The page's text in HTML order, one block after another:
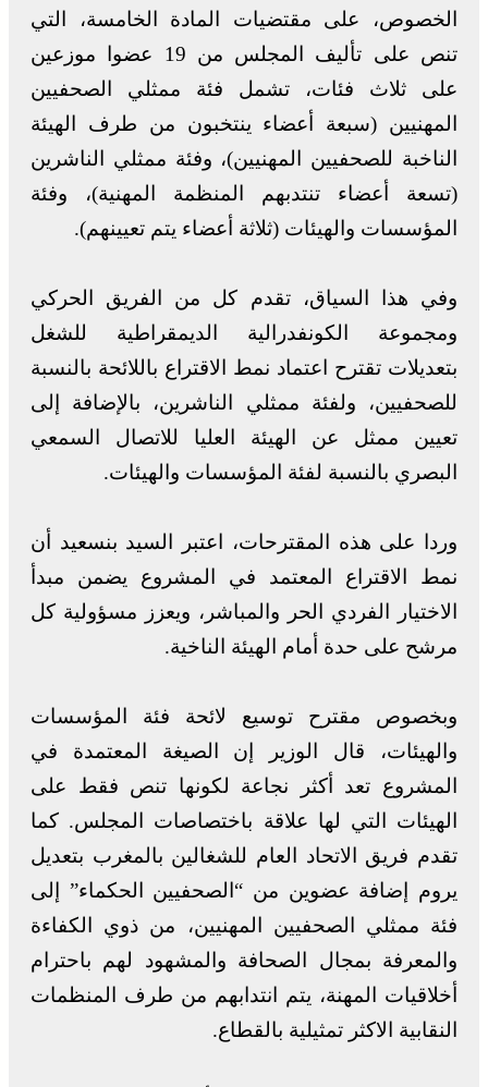
الخصوص، على مقتضيات المادة الخامسة، التي
تنص على تأليف المجلس من 19 عضوا موزعين
على ثلاث فئات، تشمل فئة ممثلي الصحفيين
المهنيين (سبعة أعضاء ينتخبون من طرف الهيئة
الناخبة للصحفيين المهنيين)، وفئة ممثلي الناشرين
(تسعة أعضاء تنتدبهم المنظمة المهنية)، وفئة
المؤسسات والهيئات (ثلاثة أعضاء يتم تعيينهم).
وفي هذا السياق، تقدم كل من الفريق الحركي
ومجموعة الكونفدرالية الديمقراطية للشغل
بتعديلات تقترح اعتماد نمط الاقتراع باللائحة بالنسبة
للصحفيين، ولفئة ممثلي الناشرين، بالإضافة إلى
تعيين ممثل عن الهيئة العليا للاتصال السمعي
البصري بالنسبة لفئة المؤسسات والهيئات.
وردا على هذه المقترحات، اعتبر السيد بنسعيد أن
نمط الاقتراع المعتمد في المشروع يضمن مبدأ
الاختيار الفردي الحر والمباشر، ويعزز مسؤولية كل
مرشح على حدة أمام الهيئة الناخية.
وبخصوص مقترح توسيع لائحة فئة المؤسسات
والهيئات، قال الوزير إن الصيغة المعتمدة في
المشروع تعد أكثر نجاعة لكونها تنص فقط على
الهيئات التي لها علاقة باختصاصات المجلس. كما
تقدم فريق الاتحاد العام للشغالين بالمغرب بتعديل
يروم إضافة عضوين من “الصحفيين الحكماء” إلى
فئة ممثلي الصحفيين المهنيين، من ذوي الكفاءة
والمعرفة بمجال الصحافة والمشهود لهم باحترام
أخلاقيات المهنة، يتم انتدابهم من طرف المنظمات
النقابية الاكثر تمثيلية بالقطاع.